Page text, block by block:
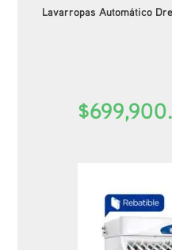
Lavarropas Automático
$